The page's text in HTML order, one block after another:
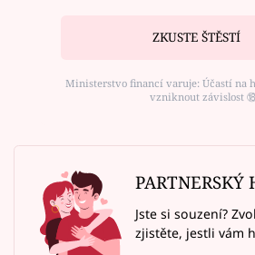
ZKUSTE ŠTĚSTÍ
Ministerstvo financí varuje: Účastí na
vzniknout závislost
PARTNERSKÝ
Jste si souzení?
zjistěte, jestli vám